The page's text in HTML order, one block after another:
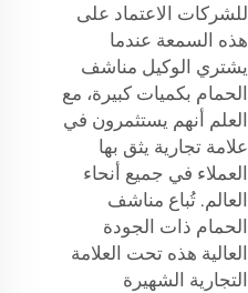
للشركات الاعتماد على
هذه السمعة عندما
يشتري الوكيل مناشف
الحمام بكميات كبيرة، مع
العلم أنهم يستثمرون في
علامة تجارية يثق بها
العملاء في جميع أنحاء
العالم. تُباع مناشف
الحمام ذات الجودة
العالية هذه تحت العلامة
التجارية الشهيرة